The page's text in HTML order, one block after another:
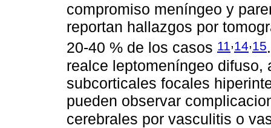
compromiso meníngeo y
reportan hallazgos por
20-40 % de los casos 11 ,14,15
realce leptomeníngeo
subcorticales focales
pueden observar
cerebrales por vasculitis o